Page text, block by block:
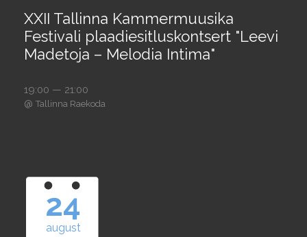
XXII Tallinna Kammermuusika
Festivali plaadiesitluskontsert "Leevi
Madetoja – Melodia Intima"
19:00 — 21:00
@ Tallinna Raekoda
24
august